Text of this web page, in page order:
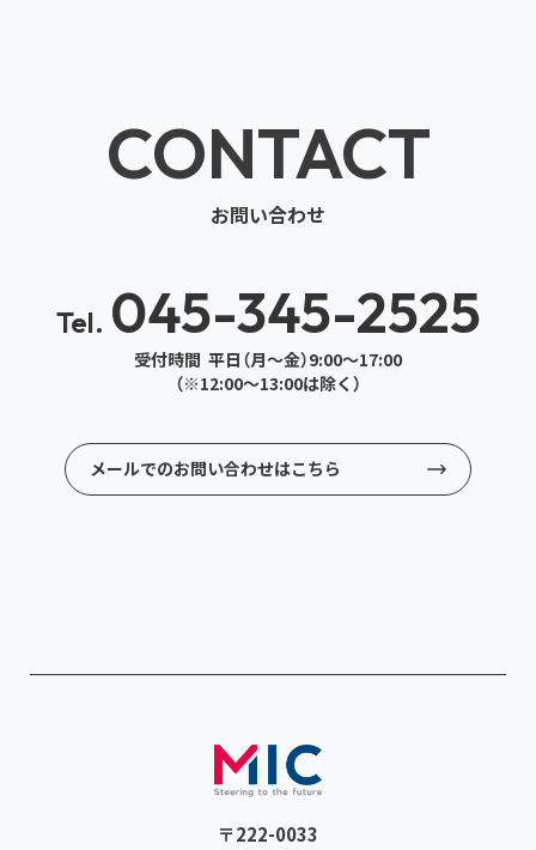
お問い合わせ
CONTACT
Tel. 045-345-2525
受付時間 平日（月～金）9:00～17:00
（※12:00～13:00は除く）
メールでのお問い合わせはこちら
〒222-0033